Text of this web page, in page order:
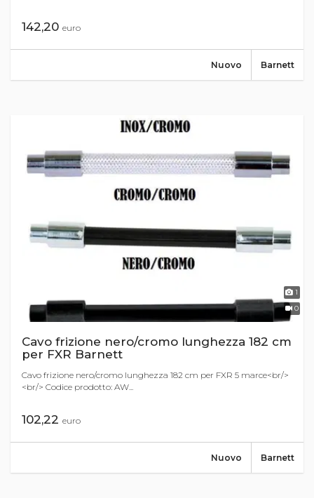
142,20 euro
Barnett
Nuovo
1
0
Cavo frizione nero/cromo lunghezza 182 cm
per FXR Barnett
Cavo frizione nero/cromo lunghezza 182 cm per FXR 5 marce<br/>
<br/> Codice prodotto: AW...
102,22 euro
Barnett
Nuovo